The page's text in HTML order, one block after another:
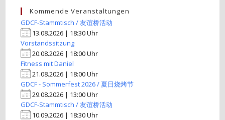
Kommende Veranstaltungen
GDCF-Stammtisch / 友谊桥活动
13.08.2026 | 18:30 Uhr
Vorstandssitzung
20.08.2026 | 18:00 Uhr
Fitness mit Daniel
21.08.2026 | 18:00 Uhr
GDCF - Sommerfest 2026 / 夏日烧烤节
29.08.2026 | 13:00 Uhr
GDCF-Stammtisch / 友谊桥活动
10.09.2026 | 18:30 Uhr